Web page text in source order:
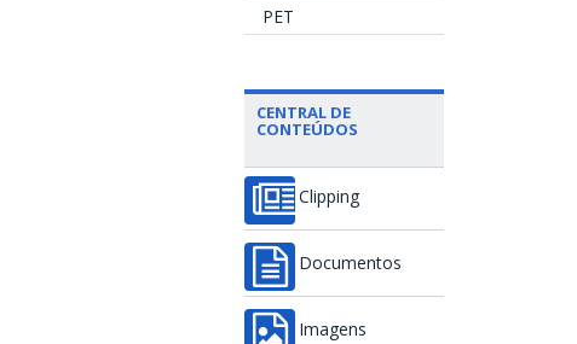
PET
CENTRAL DE
CONTEÚDOS
Clipping
Documentos
Imagens